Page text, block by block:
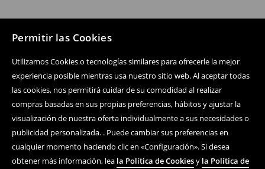
Permitir las Cookies
Utilizamos Cookies o tecnologías similares para ofrecerle la mejor
experiencia posible mientras usa nuestro sitio web. Al aceptar todas
las cookies, nos permitirá cuidar de su comodidad al realizar
compras basadas en sus propias preferencias, hábitos y ajustar la
visualización de nuestra oferta individualmente a sus necesidades o
publicidad personalizada. . Puede cambiar sus preferencias en
cualquier momento haciendo clic en «Configuración». Si desea
obtener más información, lea la Política de Cookiesy la Política de